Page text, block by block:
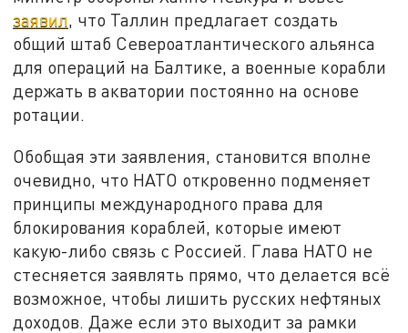
заявил, что Таллин предлагает создать
общий штаб Североатлантического альянса
для операций на Балтике, а военные корабли
держать в акватории постоянно на основе
ротации.
Обобщая эти заявления, становится вполне
очевидно, что НАТО откровенно подменяет
принципы международного права для
блокирования кораблей, которые имеют
какую-либо связь с Россией. Глава НАТО не
стесняется заявлять прямо, что делается всё
возможное, чтобы лишить русских нефтяных
доходов. Даже если это выходит за рамки